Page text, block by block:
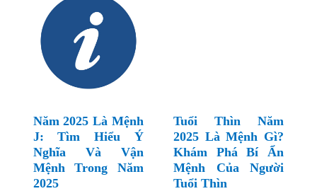
Năm 2025 Là Mệnh
J: Tìm Hiểu Ý
Nghĩa Và Vận
Mệnh Trong Năm
2025
Tuổi Thìn Năm
2025 Là Mệnh Gì?
Khám Phá Bí Ẩn
Mệnh Của Người
Tuổi Thìn